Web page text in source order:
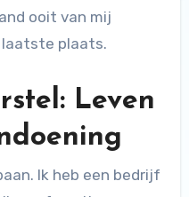
ooit van mij
laatste plaats.
Leven
Ik heb een bedrijf